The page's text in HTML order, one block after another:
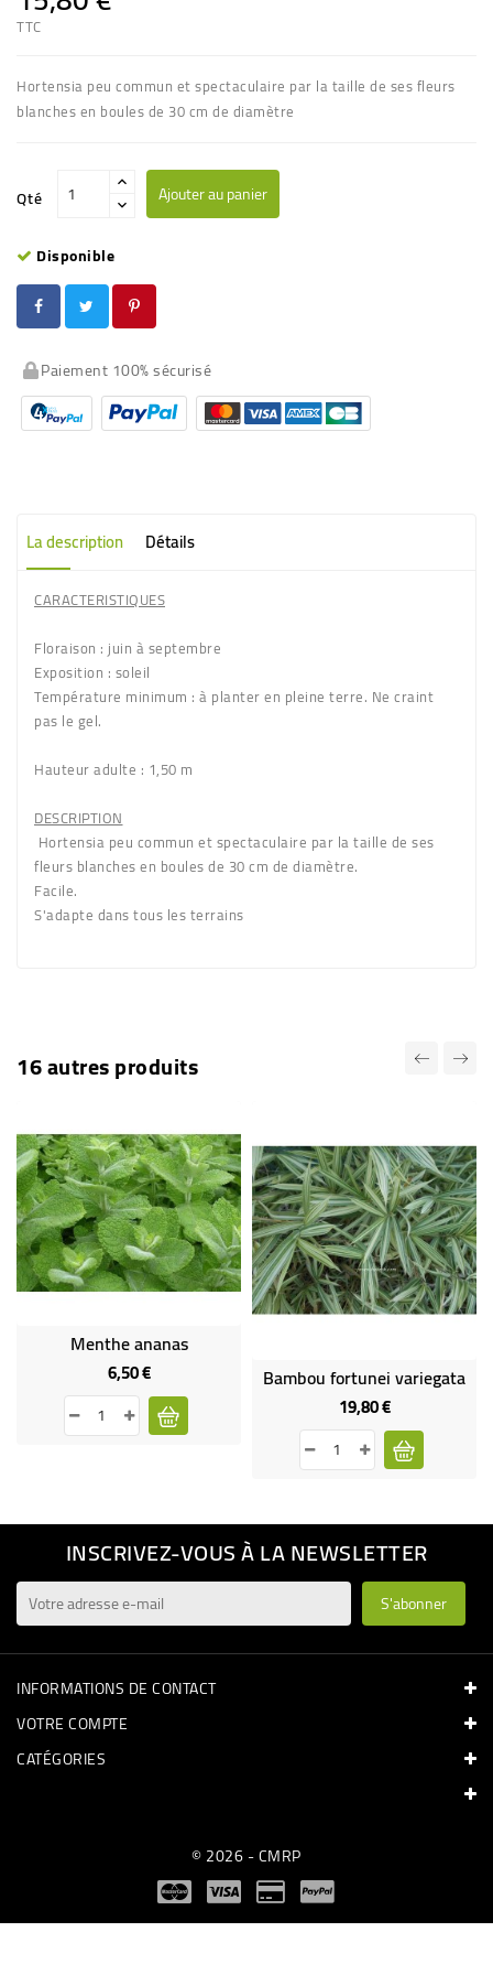
TTC
Hortensia peu commun et spectaculaire par la taille de ses fleurs
blanches en boules de 30 cm de diamètre
Qté Ajouter au panier
Disponible
Paiement 100% sécurisé
La description Détails
CARACTERISTIQUES
Floraison : juin à septembre
Exposition : soleil
Température minimum : à planter en pleine terre. Ne craint
pas le gel.
Hauteur adulte : 1,50 m
DESCRIPTION
Hortensia peu commun et spectaculaire par la taille de ses
fleurs blanches en boules de 30 cm de diamètre.
Facile.
S'adapte dans tous les terrains
16 autres produits
Menthe ananas
6,50 €Prix Bambou fortunei variegata
19,80 €Prix
INSCRIVEZ-VOUS À LA NEWSLETTER
INFORMATIONS DE CONTACT
VOTRE COMPTE
CATÉGORIES
© 2026 - CMRP